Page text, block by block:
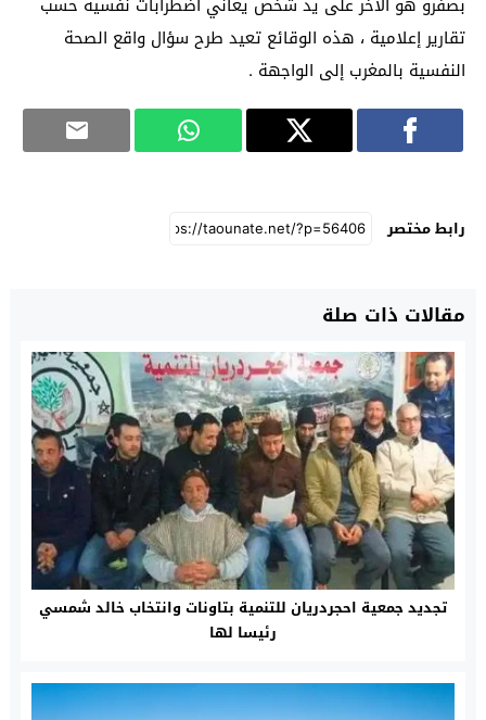
تقارير إعلامية ، هذه الوقائع تعيد طرح سؤال واقع الصحة
النفسية بالمغرب إلى الواجهة .
رابط مختصر
مقالات ذات صلة
تجديد جمعية احجردريان للتنمية بتاونات وانتخاب خالد شمسي
رئيسا لها